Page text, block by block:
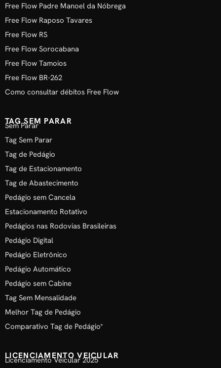
Free Flow Padre Manoel da Nóbrega
Free Flow Raposo Tavares
Free Flow RS
Free Flow Sorocabana
Free Flow Tamoios
Free Flow BR-262
Como consultar débitos Free Flow
TAG SEM PARAR
Sem Parar
Tag Sem Parar
Tag de Pedágio
Tag de Estacionamento
Tag de Abastecimento
Pedágio sem Cancela
Estacionamento Rotativo
Pedágios nas Rodovias Brasileiras
Pedágio Digital
Pedágio Eletrônico
Pedágio Automático
Pedágio sem Cabine
Tag Sem Mensalidade
Melhor Tag de Pedágio
Comparativo Tag de Pedágio*
LICENCIAMENTO VEICULAR
Licenciamento Veicular 2025